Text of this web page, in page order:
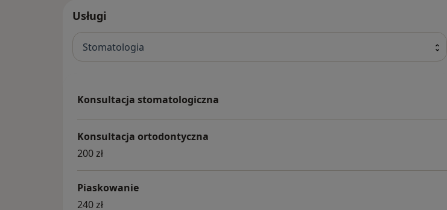
Usługi
Stomatologia
Konsultacja stomatologiczna
Konsultacja ortodontyczna
200 zł
Piaskowanie
240 zł